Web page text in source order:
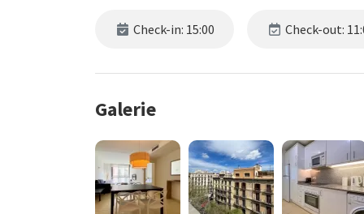
maison, y compris des appareils électroménagers.
9h00 à 21h00.
Note importante : Ce type d’annonce comprend
de celles présentées, des modifications de
le nombre de chambres et la capacité du logement
Si vous avez des questions concernant les photos
Check-in: 15:00 Check-out:
Galerie